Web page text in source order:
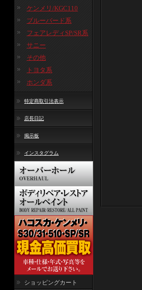
ケンメリ/KGC110
ブルーバード系
フェアレディSP/SR系
サニー
その他
トヨタ系
ホンダ系
特定商取引法表示
店長日記
掲示板
インスタグラム
ショッピングカート